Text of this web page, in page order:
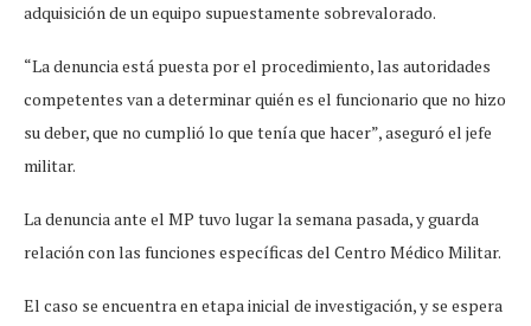
adquisición de un equipo supuestamente sobrevalorado.
“La denuncia está puesta por el procedimiento, las autoridades
competentes van a determinar quién es el funcionario que no hizo
su deber, que no cumplió lo que tenía que hacer”, aseguró el jefe
militar.
La denuncia ante el MP tuvo lugar la semana pasada, y guarda
relación con las funciones específicas del Centro Médico Militar.
El caso se encuentra en etapa inicial de investigación, y se espera